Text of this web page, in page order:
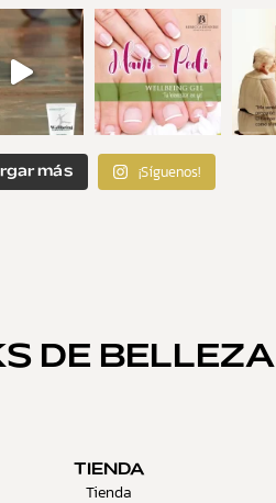
más ¡Síguenos!
DE BELLEZA
TIENDA
Tienda